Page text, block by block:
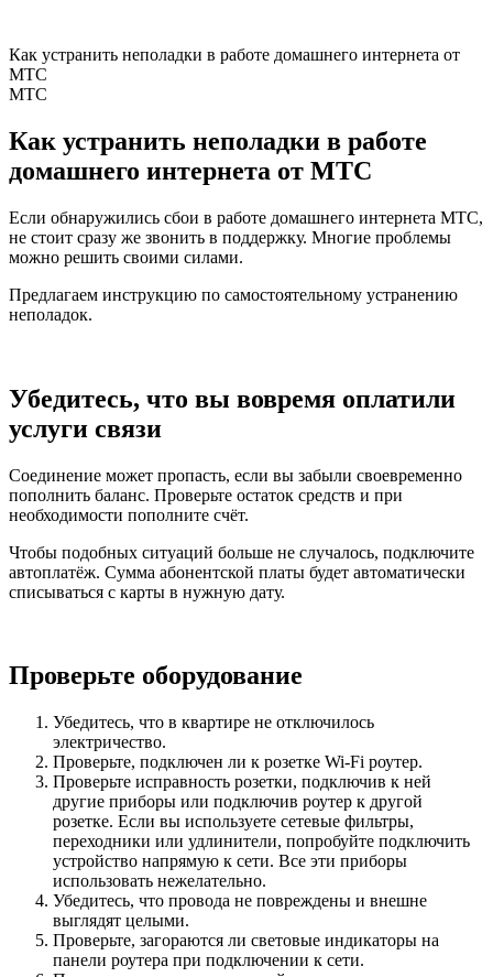
Как устранить неполадки в работе домашнего интернета от
МТС
МТС
Как устранить неполадки в работе
домашнего интернета от МТС
Если обнаружились сбои в работе домашнего интернета МТС,
не стоит сразу же звонить в поддержку. Многие проблемы
можно решить своими силами.
Предлагаем инструкцию по самостоятельному устранению
неполадок.
Убедитесь, что вы вовремя оплатили
услуги связи
Соединение может пропасть, если вы забыли своевременно
пополнить баланс. Проверьте остаток средств и при
необходимости пополните счёт.
Чтобы подобных ситуаций больше не случалось, подключите
автоплатёж. Сумма абонентской платы будет автоматически
списываться с карты в нужную дату.
Проверьте оборудование
Убедитесь, что в квартире не отключилось
электричество.
Проверьте, подключен ли к розетке Wi-Fi роутер.
Проверьте исправность розетки, подключив к ней
другие приборы или подключив роутер к другой
розетке. Если вы используете сетевые фильтры,
переходники или удлинители, попробуйте подключить
устройство напрямую к сети. Все эти приборы
использовать нежелательно.
Убедитесь, что провода не повреждены и внешне
выглядят целыми.
Проверьте, загораются ли световые индикаторы на
панели роутера при подключении к сети.